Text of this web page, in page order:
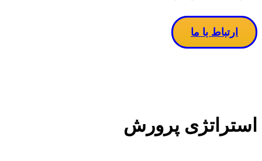
ارتباط با ما
استراتژی پرورش